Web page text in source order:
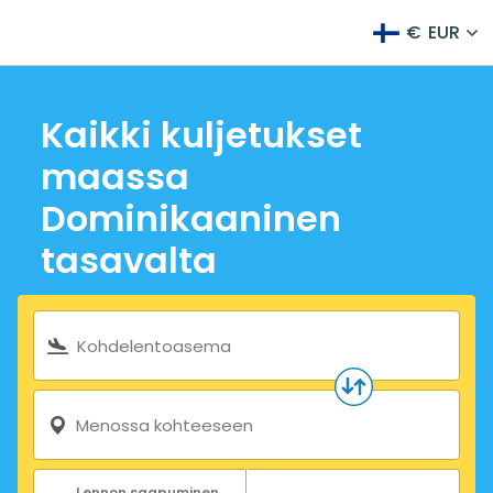
€ EUR
Kaikki kuljetukset
maassa
Dominikaaninen
tasavalta
Hakulomake
Kohdelentoasema
Menossa kohteeseen